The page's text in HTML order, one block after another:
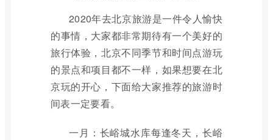
2020年去北京旅游是一件令人愉快
的事情，大家都非常期待有一个美好的
旅行体验，北京不同季节和时间点游玩
的景点和项目都不一样，如果想要在北
京玩的开心，下面给大家推荐的旅游时
间表一定要看。
一月：长峪城水库每逢冬天，长峪